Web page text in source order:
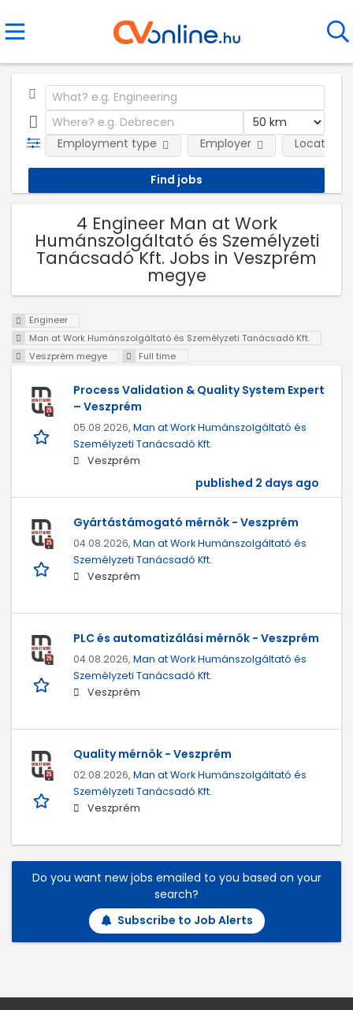
Employment type Employer Location
4 Engineer Man at Work
Humánszolgáltató és Személyzeti
Tanácsadó Kft. Jobs in Veszprém
megye
Engineer
Man at Work Humánszolgáltató és Személyzeti Tanácsadó Kft.
Veszprém megye
Full time
Process Validation & Quality System Expert
– Veszprém
05.08.2026, Man at Work Humánszolgáltató és
Személyzeti Tanácsadó Kft.
Veszprém
published 2 days ago
Gyártástámogató mérnök - Veszprém
04.08.2026, Man at Work Humánszolgáltató és
Személyzeti Tanácsadó Kft.
Veszprém
PLC és automatizálási mérnök - Veszprém
04.08.2026, Man at Work Humánszolgáltató és
Személyzeti Tanácsadó Kft.
Veszprém
Quality mérnök - Veszprém
02.08.2026, Man at Work Humánszolgáltató és
Személyzeti Tanácsadó Kft.
Veszprém
Do you want new jobs emailed to you based on your
search?
Subscribe to Job Alerts